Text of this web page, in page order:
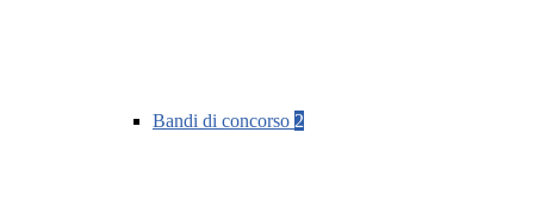
Bandi di concorso 2